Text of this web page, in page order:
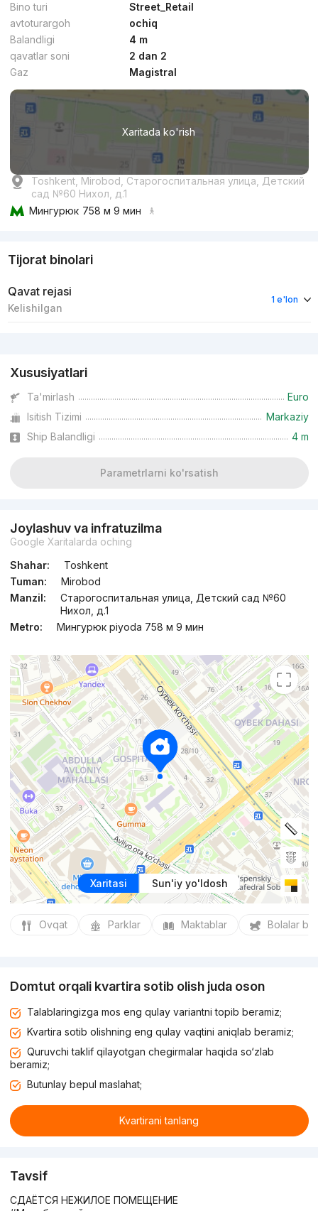
Bino turi
Street_Retail
avtoturargoh
ochiq
Balandligi
4 m
qavatlar soni
2 dan 2
Gaz
Magistral
Xaritada ko'rish
Toshkent, Mirobod, Старогоспитальная улица, Детский
сад №60 Нихол, д.1
Мингурюк 758 м 9 мин
Tijorat binolari
Qavat rejasi
Kelishilgan
1 e'lon
Xususiyatlari
Ta'mirlash
Euro
Isitish Tizimi
Markaziy
Ship Balandligi
4 m
Parametrlarni ko'rsatish
Joylashuv va infratuzilma
Google Xaritalarda oching
Shahar:
Toshkent
Tuman:
Mirobod
Manzil:
Старогоспитальная улица, Детский сад №60
Нихол, д.1
Metro:
Мингурюк piyoda 758 м 9 мин
Xaritasi Sun'iy yo'ldosh
Ovqat Parklar Maktablar Bolalar
Domtut orqali kvartira sotib olish juda oson
Talablaringizga mos eng qulay variantni topib beramiz;
Kvartira sotib olishning eng qulay vaqtini aniqlab beramiz;
Quruvchi taklif qilayotgan chegirmalar haqida so‘zlab
beramiz;
Butunlay bepul maslahat;
Kvartirani tanlang
Tavsif
СДАЁТСЯ НЕЖИЛОЕ ПОМЕЩЕНИЕ